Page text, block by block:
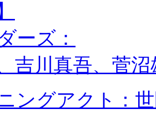
ーズ：
吉川真吾、菅
ングアクト：